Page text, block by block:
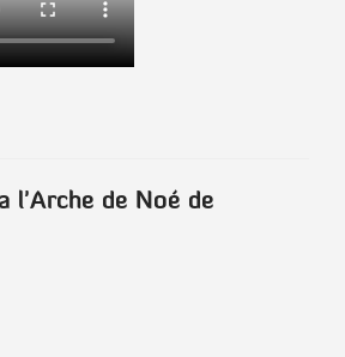
l'Arche de Noé de